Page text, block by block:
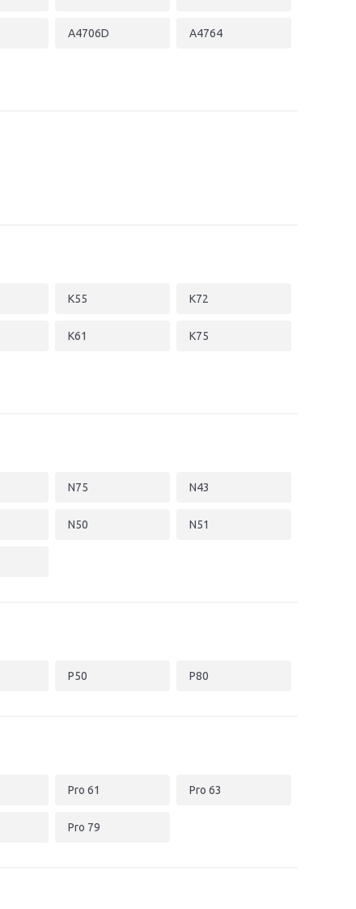
A4706D A4764
K55 K72
K61 K75
N75 N43
N50 N51
P50 P80
Pro 61 Pro 63
Pro 79